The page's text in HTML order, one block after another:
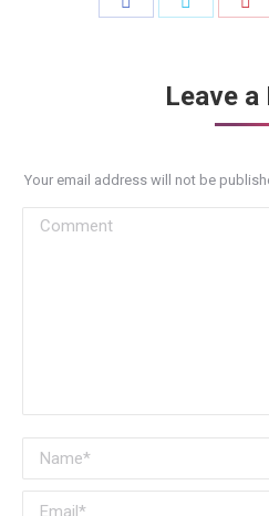
Leave a
Your email address will not be
Comment
Name *
Email *